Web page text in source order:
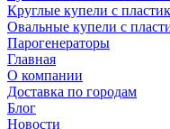
Круглые купели с
Овальные купели с
Парогенераторы
Главная
О компании
Доставка по городам
Блог
Новости